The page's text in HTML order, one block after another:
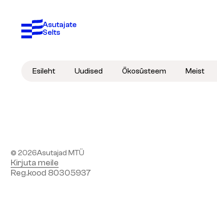
Asutajate
Selts
Esileht Uudised Ökosüsteem Meist
© 2026Asutajad MTÜ
Kirjuta meile
Reg.kood 80305937